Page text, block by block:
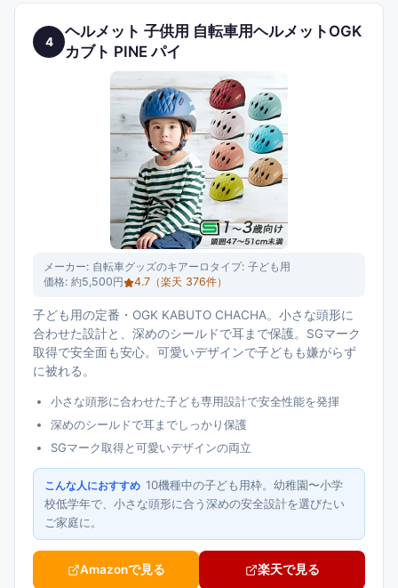
4
ヘルメット 子供用 自転車用ヘルメットOGK
カブト PINE パイ
メーカー: 自転車グッズのキアーロ タイプ: 子ども用
価格: 約5,500円 4.7 （楽天 376件）
子ども用の定番・OGK KABUTO CHACHA。小さな頭形に
合わせた設計と、深めのシールドで耳まで保護。SGマーク
取得で安全面も安心。可愛いデザインで子どもも嫌がらず
に被れる。
小さな頭形に合わせた子ども専用設計で安全性能を発揮
深めのシールドで耳までしっかり保護
SGマーク取得と可愛いデザインの両立
こんな人におすすめ 10機種中の子ども用枠。幼稚園〜小学
校低学年で、小さな頭形に合う深めの安全設計を選びたい
ご家庭に。
Amazonで見る 楽天で見る